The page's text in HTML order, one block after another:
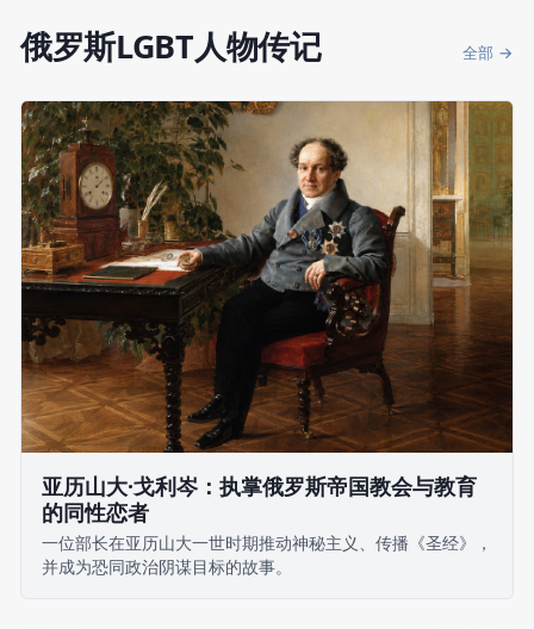
俄罗斯LGBT人物传记 全部 →
亚历山大·戈利岑：执掌俄罗斯帝国教会与教育
的同性恋者
一位部长在亚历山大一世时期推动神秘主义、传播《圣经》，
并成为恐同政治阴谋目标的故事。